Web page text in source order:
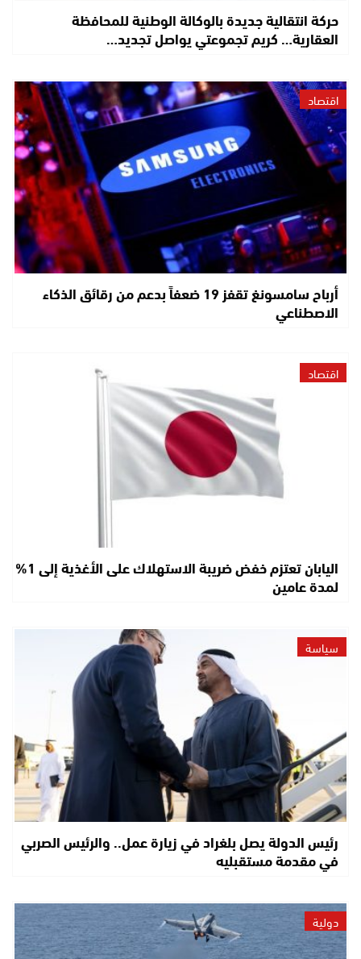
حركة انتقالية جديدة بالوكالة الوطنية للمحافظة
العقارية… كريم تجموعتي يواصل تجديد…
اقتصاد
أرباح سامسونغ تقفز 19 ضعفاً بدعم من رقائق الذكاء
الاصطناعي
اقتصاد
اليابان تعتزم خفض ضريبة الاستهلاك على الأغذية إلى 1%
لمدة عامين
سياسة
رئيس الدولة يصل بلغراد في زيارة عمل.. والرئيس الصربي
في مقدمة مستقبليه
دولية